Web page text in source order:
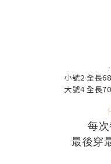
小號2 全長
大號4 全長
每
最後穿